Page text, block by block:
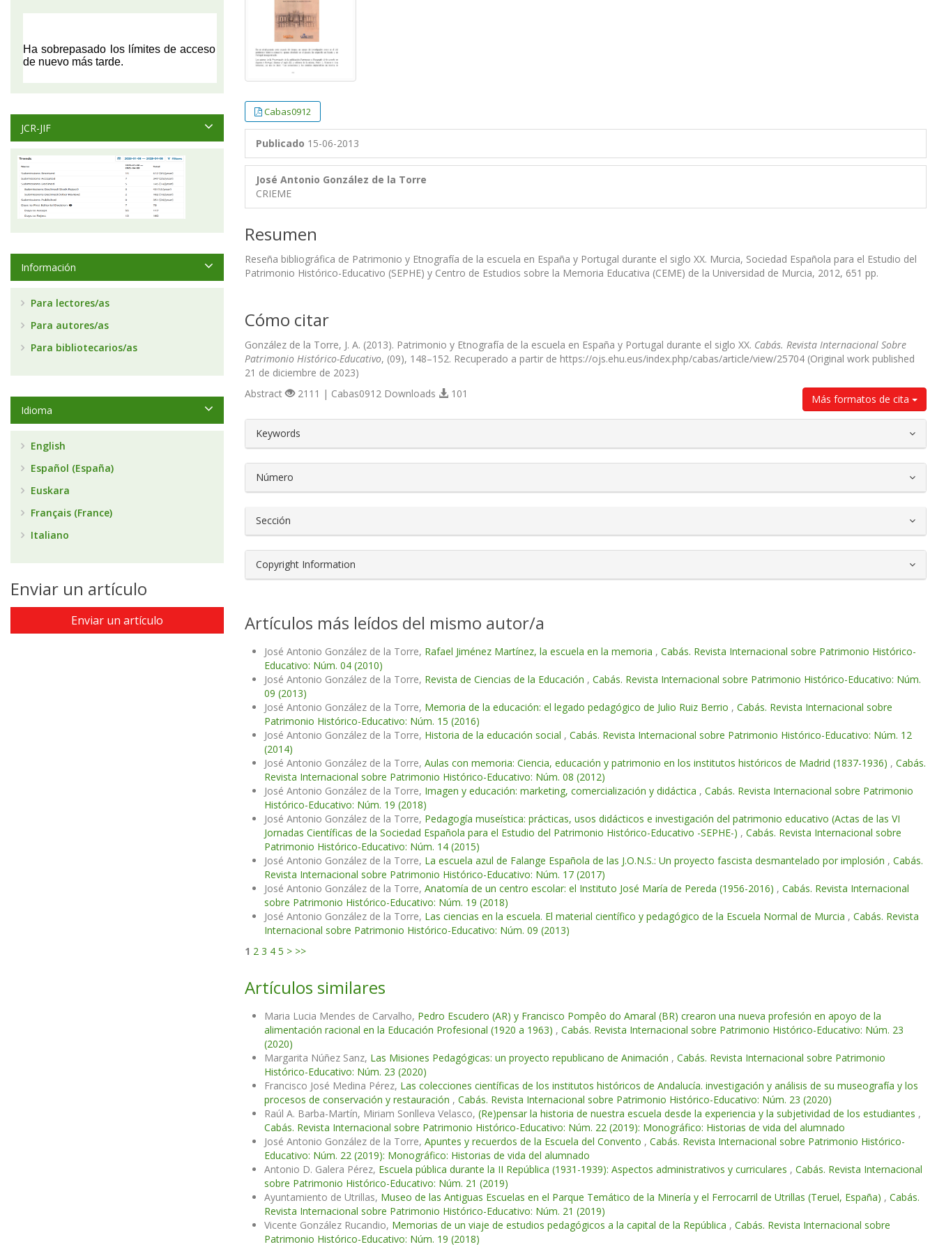
Cabas0912
Publicado 15-06-2013
José Antonio González de la Torre
CRIEME
Resumen
Reseña bibliográfica de Patrimonio y Etnografía de la escuela en España y Portugal durante el siglo XX. Murcia, Sociedad Española para el Estudio del
Patrimonio Histórico-Educativo (SEPHE) y Centro de Estudios sobre la Memoria Educativa (CEME) de la Universidad de Murcia, 2012, 651 pp.
Cómo citar
González de la Torre, J. A. (2013). Patrimonio y Etnografía de la escuela en España y Portugal durante el siglo XX. Cabás. Revista Internacional Sobre
Patrimonio Histórico-Educativo, (09), 148–152. Recuperado a partir de https://ojs.ehu.eus/index.php/cabas/article/view/25704 (Original work published
21 de diciembre de 2023)
Más formatos de cita
Abstract 2111 | Cabas0912 Downloads 101
##plugins.themes.bootstrap3.article.details##
Keywords
Número
Sección
Copyright Information
Artículos más leídos del mismo autor/a
José Antonio González de la Torre, Rafael Jiménez Martínez, la escuela en la memoria , Cabás. Revista Internacional sobre Patrimonio Histórico-
Educativo: Núm. 04 (2010)
José Antonio González de la Torre, Revista de Ciencias de la Educación , Cabás. Revista Internacional sobre Patrimonio Histórico-Educativo: Núm.
09 (2013)
José Antonio González de la Torre, Memoria de la educación: el legado pedagógico de Julio Ruiz Berrio , Cabás. Revista Internacional sobre
Patrimonio Histórico-Educativo: Núm. 15 (2016)
José Antonio González de la Torre, Historia de la educación social , Cabás. Revista Internacional sobre Patrimonio Histórico-Educativo: Núm. 12
(2014)
José Antonio González de la Torre, Aulas con memoria: Ciencia, educación y patrimonio en los institutos históricos de Madrid (1837-1936) , Cabás.
Revista Internacional sobre Patrimonio Histórico-Educativo: Núm. 08 (2012)
José Antonio González de la Torre, Imagen y educación: marketing, comercialización y didáctica , Cabás. Revista Internacional sobre Patrimonio
Histórico-Educativo: Núm. 19 (2018)
José Antonio González de la Torre, Pedagogía museística: prácticas, usos didácticos e investigación del patrimonio educativo (Actas de las VI
Jornadas Científicas de la Sociedad Española para el Estudio del Patrimonio Histórico-Educativo -SEPHE-) , Cabás. Revista Internacional sobre
Patrimonio Histórico-Educativo: Núm. 14 (2015)
José Antonio González de la Torre, La escuela azul de Falange Española de las J.O.N.S.: Un proyecto fascista desmantelado por implosión , Cabás.
Revista Internacional sobre Patrimonio Histórico-Educativo: Núm. 17 (2017)
José Antonio González de la Torre, Anatomía de un centro escolar: el Instituto José María de Pereda (1956-2016) , Cabás. Revista Internacional
sobre Patrimonio Histórico-Educativo: Núm. 19 (2018)
José Antonio González de la Torre, Las ciencias en la escuela. El material científico y pedagógico de la Escuela Normal de Murcia , Cabás. Revista
Internacional sobre Patrimonio Histórico-Educativo: Núm. 09 (2013)
1 2 3 4 5 > >>
Artículos similares
Maria Lucia Mendes de Carvalho, Pedro Escudero (AR) y Francisco Pompêo do Amaral (BR) crearon una nueva profesión en apoyo de la
alimentación racional en la Educación Profesional (1920 a 1963) , Cabás. Revista Internacional sobre Patrimonio Histórico-Educativo: Núm. 23
(2020)
Margarita Núñez Sanz, Las Misiones Pedagógicas: un proyecto republicano de Animación , Cabás. Revista Internacional sobre Patrimonio
Histórico-Educativo: Núm. 23 (2020)
Francisco José Medina Pérez, Las colecciones científicas de los institutos históricos de Andalucía. investigación y análisis de su museografía y los
procesos de conservación y restauración , Cabás. Revista Internacional sobre Patrimonio Histórico-Educativo: Núm. 23 (2020)
Raúl A. Barba-Martín, Miriam Sonlleva Velasco, (Re)pensar la historia de nuestra escuela desde la experiencia y la subjetividad de los estudiantes ,
Cabás. Revista Internacional sobre Patrimonio Histórico-Educativo: Núm. 22 (2019): Monográfico: Historias de vida del alumnado
José Antonio González de la Torre, Apuntes y recuerdos de la Escuela del Convento , Cabás. Revista Internacional sobre Patrimonio Histórico-
Educativo: Núm. 22 (2019): Monográfico: Historias de vida del alumnado
Antonio D. Galera Pérez, Escuela pública durante la II República (1931-1939): Aspectos administrativos y curriculares , Cabás. Revista Internacional
sobre Patrimonio Histórico-Educativo: Núm. 21 (2019)
Ayuntamiento de Utrillas, Museo de las Antiguas Escuelas en el Parque Temático de la Minería y el Ferrocarril de Utrillas (Teruel, España) , Cabás.
Revista Internacional sobre Patrimonio Histórico-Educativo: Núm. 21 (2019)
Vicente González Rucandio, Memorias de un viaje de estudios pedagógicos a la capital de la República , Cabás. Revista Internacional sobre
Patrimonio Histórico-Educativo: Núm. 19 (2018)
JCR-JIF
Información
Para lectores/as
Para autores/as
Para bibliotecarios/as
Idioma
English
Español (España)
Euskara
Français (France)
Italiano
Enviar un artículo
Enviar un artículo